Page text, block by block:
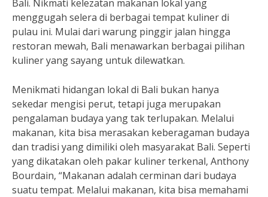
Bali. Nikmati kelezatan makanan lokal yang
menggugah selera di berbagai tempat kuliner di
pulau ini. Mulai dari warung pinggir jalan hingga
restoran mewah, Bali menawarkan berbagai pilihan
kuliner yang sayang untuk dilewatkan.
Menikmati hidangan lokal di Bali bukan hanya
sekedar mengisi perut, tetapi juga merupakan
pengalaman budaya yang tak terlupakan. Melalui
makanan, kita bisa merasakan keberagaman budaya
dan tradisi yang dimiliki oleh masyarakat Bali. Seperti
yang dikatakan oleh pakar kuliner terkenal, Anthony
Bourdain, “Makanan adalah cerminan dari budaya
suatu tempat. Melalui makanan, kita bisa memahami